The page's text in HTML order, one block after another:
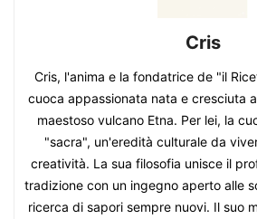
Cris
Cris, l'anima e la fondatrice de "il
cuoca appassionata nata e cresciuta
maestoso vulcano Etna. Per lei, la
"sacra", un'eredità culturale da
creatività. La sua filosofia unisce il
tradizione con un ingegno aperto alle
ricerca di sapori sempre nuovi. Il suo